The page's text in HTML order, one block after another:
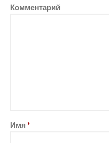
Комментарий
Имя *